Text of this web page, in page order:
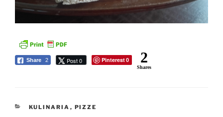
Share 2 Post 0 Pinterest0 2
Shares
KATEGORIE
KULINARIA , PIZZE